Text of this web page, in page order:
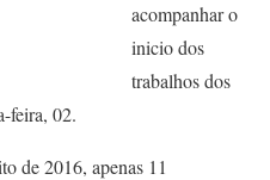
acompanhar o
inicio dos
trabalhos dos
feira, 02.
de 2016, apenas 11